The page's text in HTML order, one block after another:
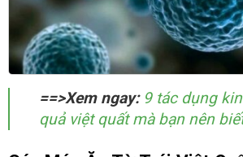
==>Xem ngay: 9 tác dụng
quả việt quất mà bạn nên